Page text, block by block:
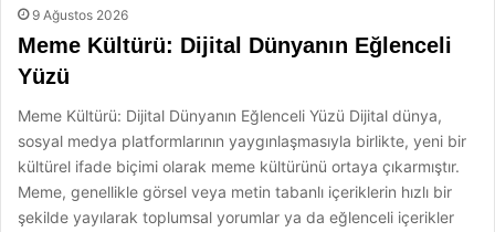
9 Ağustos 2026
Meme Kültürü: Dijital Dünyanın Eğlenceli
Yüzü
Meme Kültürü: Dijital Dünyanın Eğlenceli Yüzü Dijital dünya,
sosyal medya platformlarının yaygınlaşmasıyla birlikte, yeni bir
kültürel ifade biçimi olarak meme kültürünü ortaya çıkarmıştır.
Meme, genellikle görsel veya metin tabanlı içeriklerin hızlı bir
şekilde yayılarak toplumsal yorumlar ya da eğlenceli içerikler